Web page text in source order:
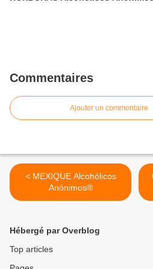
Commentaires
Ajouter un commentaire
< MEXIQUE Alcohólicos
Anónimos®
Hébergé par Overblog
Top articles